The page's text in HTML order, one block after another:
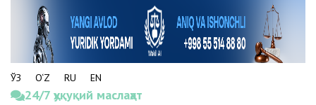
ЎЗ O‘Z RU EN
24/7 ҳуқуқий маслаҳат